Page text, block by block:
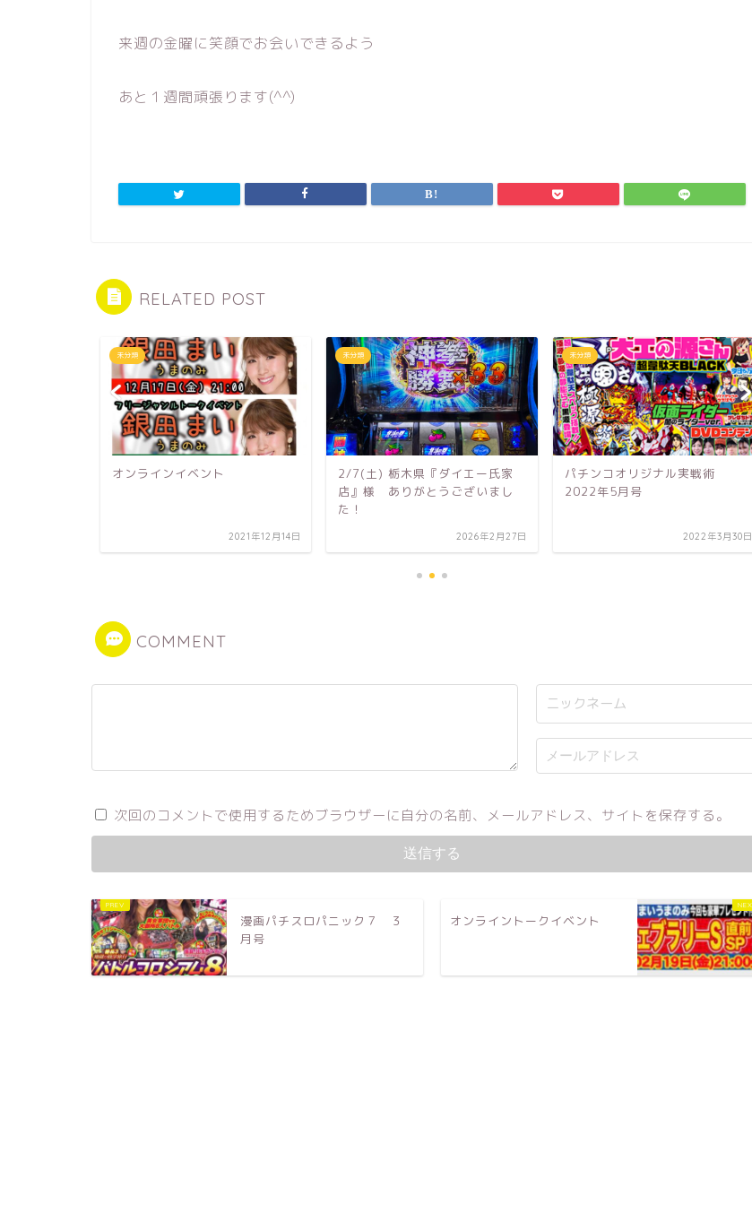
来週の金曜に笑顔でお会いできるよう
あと１週間頑張ります(^^)
RELATED POST
未分類
オンラインイベント
2021年12月14日
未分類
2/7(土) 栃木県『ダイエー氏家
店』様 ありがとうございまし
た！
2026年2月27日
未分類
パチンコオリジナル実戦術
2022年5月号
2022年3月30日
COMMENT
次回のコメントで使用するためブラウザーに自分の名前、メールアドレス、サイトを保存する。
漫画パチスロパニック７ ３
月号
オンライントークイベント